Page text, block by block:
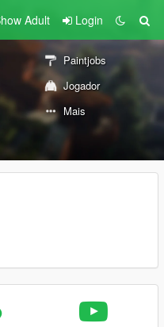
Adult Login
Paintjobs
Jogador
Mais